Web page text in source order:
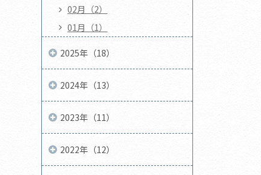
02月（2）
01月（1）
2025年（18）
2024年（13）
2023年（11）
2022年（12）